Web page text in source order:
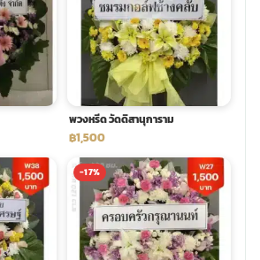
พวงหรีด วัดดิสานุการาม
฿1,500
-17%